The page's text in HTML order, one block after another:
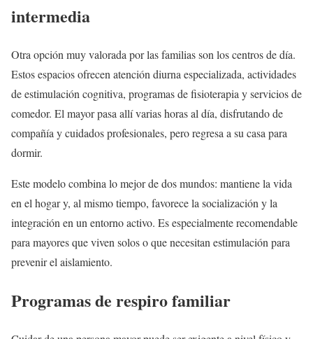
intermedia
Otra opción muy valorada por las familias son los centros de día.
Estos espacios ofrecen atención diurna especializada, actividades
de estimulación cognitiva, programas de fisioterapia y servicios de
comedor. El mayor pasa allí varias horas al día, disfrutando de
compañía y cuidados profesionales, pero regresa a su casa para
dormir.
Este modelo combina lo mejor de dos mundos: mantiene la vida
en el hogar y, al mismo tiempo, favorece la socialización y la
integración en un entorno activo. Es especialmente recomendable
para mayores que viven solos o que necesitan estimulación para
prevenir el aislamiento.
Programas de respiro familiar